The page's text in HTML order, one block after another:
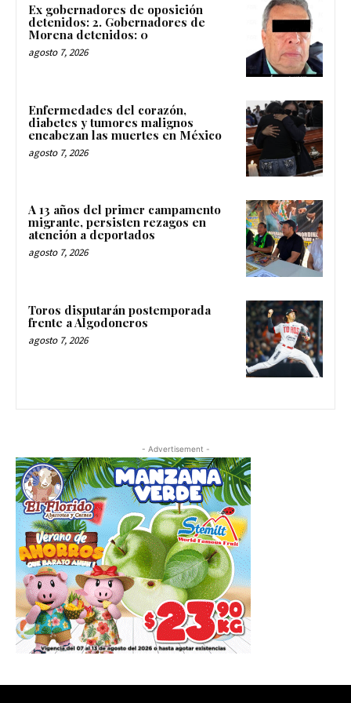
Ex gobernadores de oposición
detenidos: 2. Gobernadores de
Morena detenidos: 0
agosto 7, 2026
Enfermedades del corazón,
diabetes y tumores malignos
encabezan las muertes en México
agosto 7, 2026
A 13 años del primer campamento
migrante, persisten rezagos en
atención a deportados
agosto 7, 2026
Toros disputarán postemporada
frente a Algodoneros
agosto 7, 2026
- Advertisement -